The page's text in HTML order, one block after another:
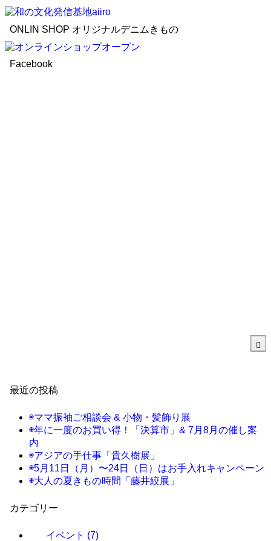
ONLIN SHOP オリジナルデニムきもの
Facebook
最近の投稿
◉ママ振袖ご相談会 & 小物・髪飾り展
◉年に一度のお買い得！「決算市」& 7月8月の催し案
内
◉アジアの手仕事「貴久樹展」
◉5月11日（月）〜24日（日）はお手入れキャンペーン
◉大人の夏きもの時間「藤井絞展」
カテゴリー
イベント (7)